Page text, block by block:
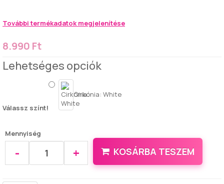
További termékadatok megjelenítése
8.990 Ft
Lehetséges opciók
Válassz színt!
Cirkónia: White
Mennyiség
- + KOSÁRBA TESZEM